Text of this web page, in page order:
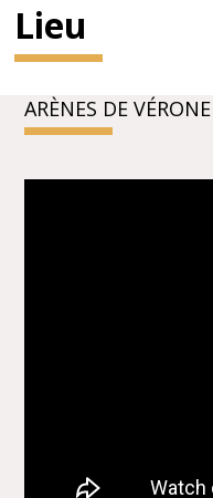
Lieu
ARÈNES DE VÉRONE